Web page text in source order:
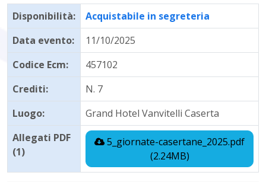
Disponibilità:
Acquistabile in segreteria
Data evento:
11/10/2025
Codice Ecm:
457102
Crediti:
N. 7
Luogo:
Grand Hotel Vanvitelli Caserta
Allegati PDF
(1)
5_giornate-casertane_2025.pdf
(2.24MB)